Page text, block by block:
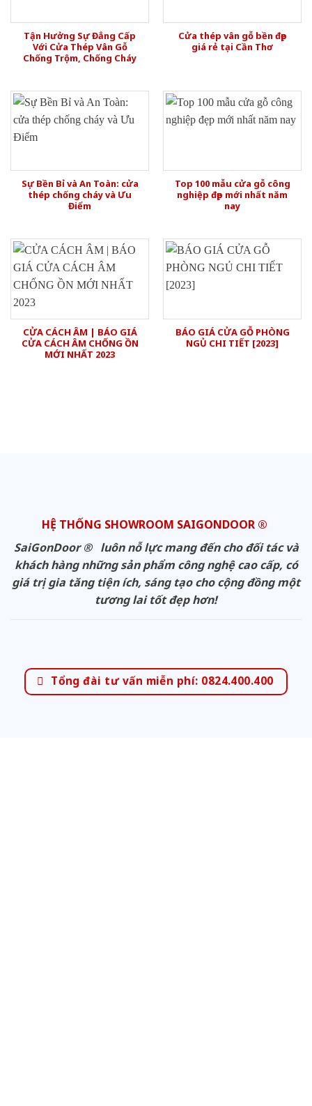
Tận Hưởng Sự Đẳng Cấp
Với Cửa Thép Vân Gỗ
Chống Trộm, Chống Cháy
Cửa thép vân gỗ bền đẹp
giá rẻ tại Cần Thơ
Sự Bền Bỉ và An Toàn: cửa
thép chống cháy và Ưu
Điểm
Top 100 mẫu cửa gỗ công
nghiệp đẹp mới nhất năm
nay
CỬA CÁCH ÂM | BÁO GIÁ
CỬA CÁCH ÂM CHỐNG ỒN
MỚI NHẤT 2023
BÁO GIÁ CỬA GỖ PHÒNG
NGỦ CHI TIẾT [2023]
HỆ THỐNG SHOWROOM SAIGONDOOR ®
SaiGonDoor ® luôn nỗ lực mang đến cho đối tác và
khách hàng những sản phẩm công nghệ cao cấp, có
giá trị gia tăng tiện ích, sáng tạo cho cộng đồng một
tương lai tốt đẹp hơn!
Tổng đài tư vấn miễn phí: 0824.400.400